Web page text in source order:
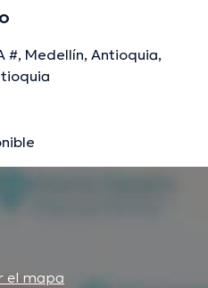
#, Medellín, Antioquia,
el mapa